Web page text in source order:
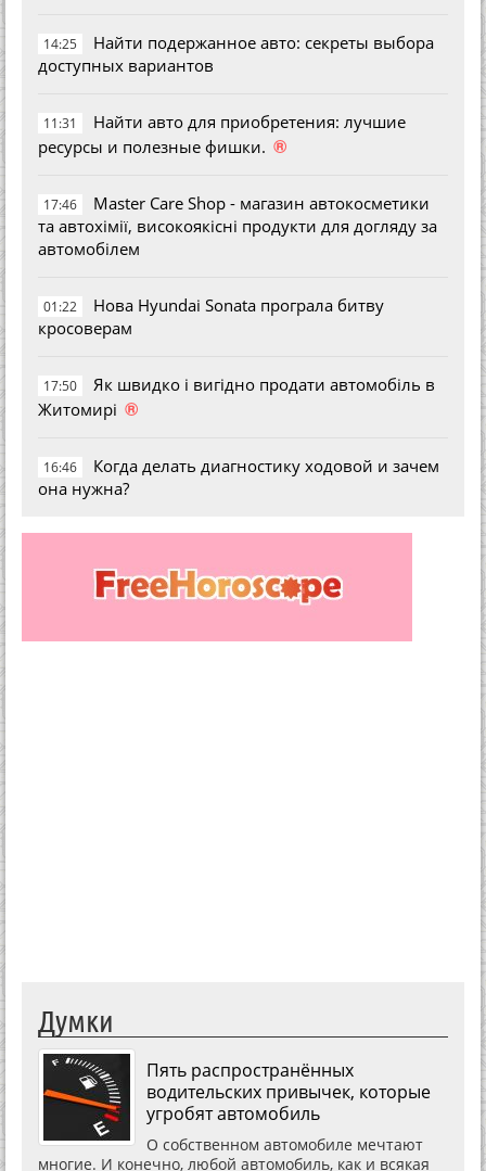
14:25
Найти подержанное авто: секреты выбора
доступных вариантов
11:31
Найти авто для приобретения: лучшие
ресурсы и полезные фишки. ®
17:46
Master Care Shop - магазин автокосметики
та автохімії, високоякісні продукти для догляду за
автомобілем
01:22
Нова Hyundai Sonata програла битву
кросоверам
17:50
Як швидко і вигідно продати автомобіль в
Житомирі ®
16:46
Когда делать диагностику ходовой и зачем
она нужна?
Думки
Пять распространённых
водительских привычек, которые
угробят автомобиль
О собственном автомобиле мечтают
многие. И конечно, любой автомобиль, как и всякая